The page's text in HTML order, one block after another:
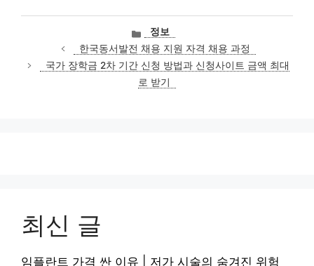
카
테
고
리
정보
한국동서발전 채용 지원 자격 채용 과정
국가 장학금 2차 기간 신청 방법과 신청사이트 금액 최대
로 받기
최신 글
임플란트 가격 싼 이유 | 저가 시술의 숨겨진 위험